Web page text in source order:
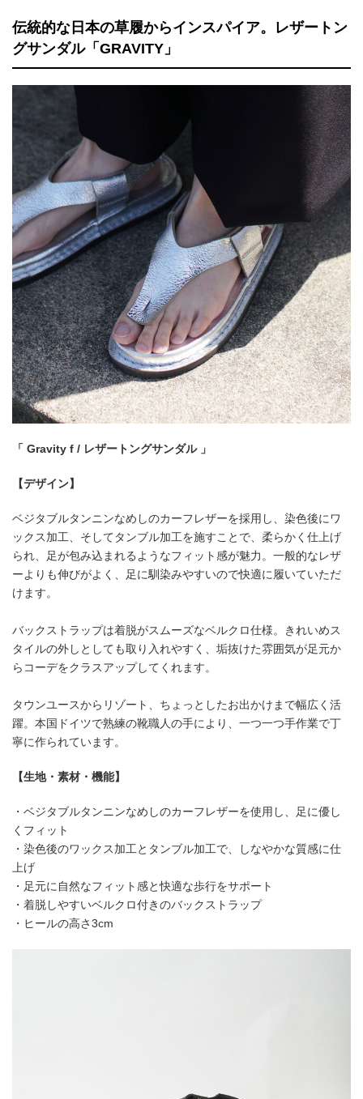
伝統的な日本の草履からインスパイア。レザートン
グサンダル「GRAVITY」
「 Gravity f / レザートングサンダル 」
【デザイン】
ベジタブルタンニンなめしのカーフレザーを採用し、染色後にワ
ックス加工、そしてタンブル加工を施すことで、柔らかく仕上げ
られ、足が包み込まれるようなフィット感が魅力。一般的なレザ
ーよりも伸びがよく、足に馴染みやすいので快適に履いていただ
けます。
バックストラップは着脱がスムーズなベルクロ仕様。きれいめス
タイルの外しとしても取り入れやすく、垢抜けた雰囲気が足元か
らコーデをクラスアップしてくれます。
タウンユースからリゾート、ちょっとしたお出かけまで幅広く活
躍。本国ドイツで熟練の靴職人の手により、一つ一つ手作業で丁
寧に作られています。
【生地・素材・機能】
・ベジタブルタンニンなめしのカーフレザーを使用し、足に優し
くフィット
・染色後のワックス加工とタンブル加工で、しなやかな質感に仕
上げ
・足元に自然なフィット感と快適な歩行をサポート
・着脱しやすいベルクロ付きのバックストラップ
・ヒールの高さ3cm